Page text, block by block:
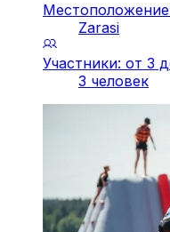
Zarasi
Участники: от 3
3 человек